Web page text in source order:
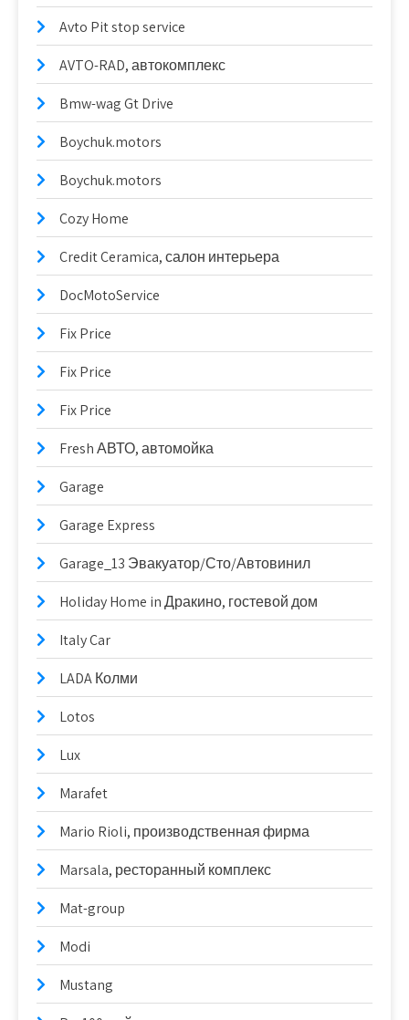
Avto Pit stop service
AVTO-RAD, автокомплекс
Bmw-wag Gt Drive
Boychuk.motors
Boychuk.motors
Cozy Home
Credit Ceramica, салон интерьера
DocMotoService
Fix Price
Fix Price
Fix Price
Fresh АВТО, автомойка
Garage
Garage Express
Garage_13 Эвакуатор/Сто/Автовинил
Holiday Home in Дракино, гостевой дом
Italy Car
LADA Колми
Lotos
Lux
Marafet
Mario Rioli, производственная фирма
Marsala, ресторанный комплекс
Mat-group
Modi
Mustang